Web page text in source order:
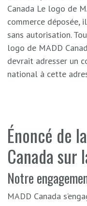
Canada Le logo de
commerce
sans autorisation.
logo de MADD
devrait adresser un
national à cette
Énoncé de
Canada
Notre
MADD Canada